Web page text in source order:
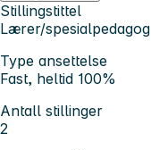
Stillingstittel
Lærer/spesialpedagog
Type ansettelse
Fast, heltid 100%
Antall stillinger
2